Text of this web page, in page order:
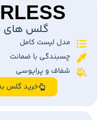
گلس های
مدل لیست کامل
چسبندگی با ضمانت
شفاف و پرایوسی
خرید گلس